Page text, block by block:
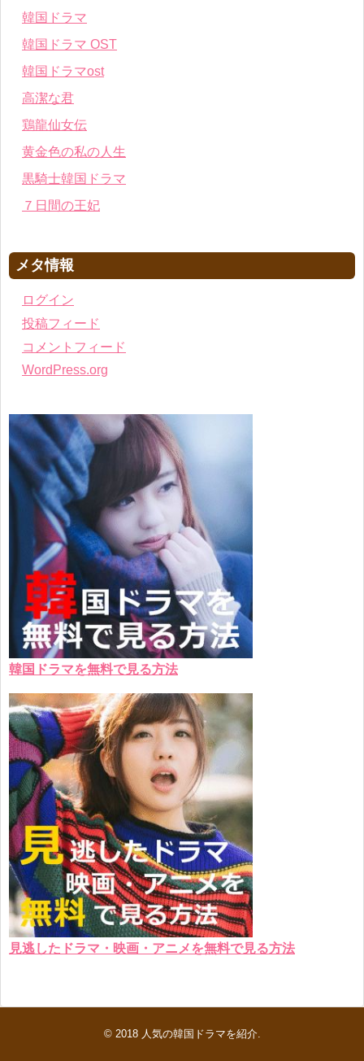
韓国ドラマ
韓国ドラマ OST
韓国ドラマost
高潔な君
鶏龍仙女伝
黄金色の私の人生
黒騎士韓国ドラマ
７日間の王妃
メタ情報
ログイン
投稿フィード
コメントフィード
WordPress.org
韓国ドラマを無料で見る方法
見逃したドラマ・映画・アニメを無料で見る方法
© 2018 人気の韓国ドラマを紹介.